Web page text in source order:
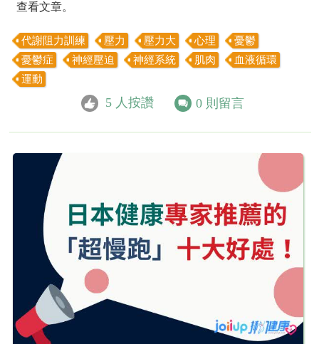
查看文章。
代謝阻力訓練 壓力 壓力大 心理
憂鬱
憂鬱症
神經壓迫 神經系統 肌肉
血液循環
運動
5 人按讚 0 則留言